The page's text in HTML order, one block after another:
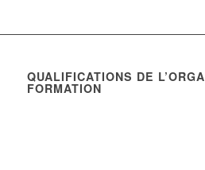
QUALIFICATIONS DE
FORMATION